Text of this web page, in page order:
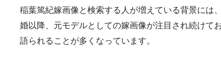
稲葉篤紀嫁画像と検索する人が増えている背景には
婚以降、元モデルとしての嫁画像が注目され続けて
語られることが多くなっています。